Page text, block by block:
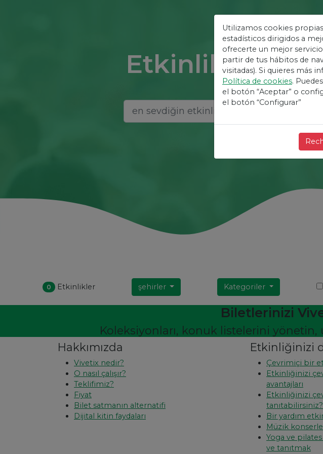
Etkinlikler Için
+ Hızlı +
0 Etkinlikler şehirler Kategoriler
Biletlerinizi
Koleksiyonları, konuk listelerini
Hakkımızda
Vivetix nedir?
O nasıl çalışır?
Teklifimiz?
Fiyat
Bilet satmanın alternatifi
Dijital kitin faydaları
Etkinliğinizi
Çevrimiçi bir
Etkinliğinizi
avantajları
Etkinliğinizi
tanıtabilirsiniz?
Bir yardım
Müzik
Yoga ve
ve tanıtmak
Utilizamos cookies
estadísticos dirigidos a
ofrecerte un mejor
partir de tus hábitos de
visitadas). Si quieres más
Política de cookies.
el botón “Aceptar” o
el botón “Configurar”